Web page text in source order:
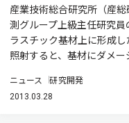
産業技術総合研究所（産
測グループ上級主任研究
ラスチック基材上に形成
照射すると、基材にダメー
ニュース 研究開発
2013.03.28